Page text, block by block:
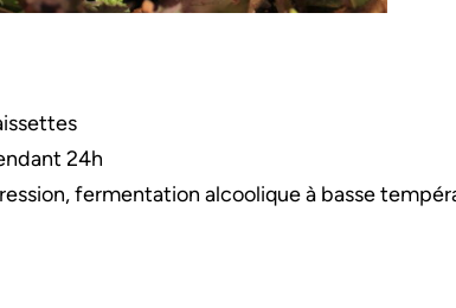
24h
fermentation alcoolique à basse